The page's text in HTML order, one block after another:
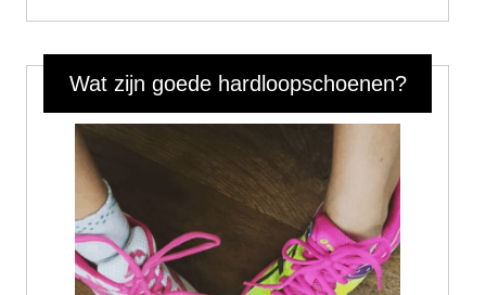
Wat zijn goede hardloopschoenen?